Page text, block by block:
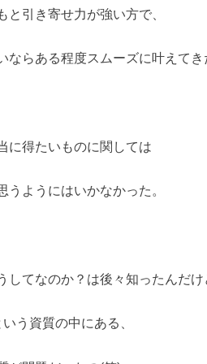
と引き寄せ力が強い方で、
ならある程度スムーズに叶えてき
に得たいものに関しては
うようにはいかなかった。
してなのか？は後々知ったんだけ
う資質の中にある、